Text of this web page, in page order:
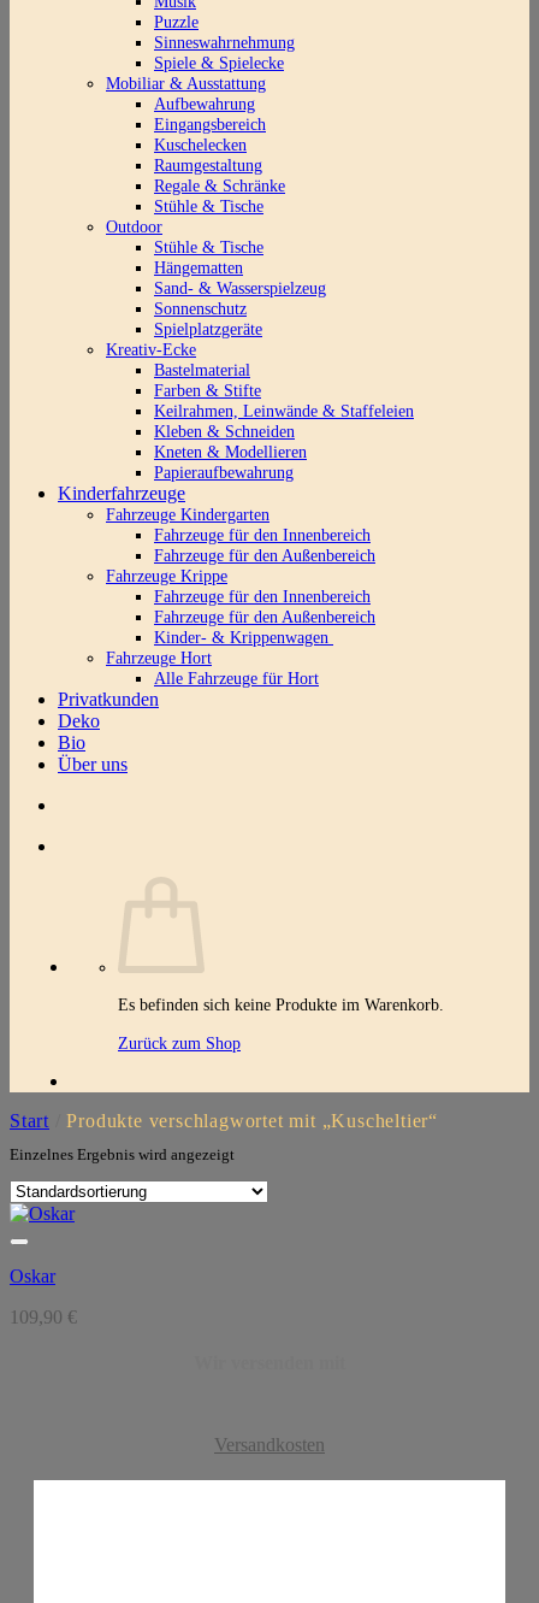
Puzzle
Sinneswahrnehmung
Spiele & Spielecke
Mobiliar & Ausstattung
Aufbewahrung
Eingangsbereich
Kuschelecken
Raumgestaltung
Regale & Schränke
Stühle & Tische
Outdoor
Stühle & Tische
Hängematten
Sand- & Wasserspielzeug
Sonnenschutz
Spielplatzgeräte
Kreativ-Ecke
Bastelmaterial
Farben & Stifte
Keilrahmen, Leinwände & Staffeleien
Kleben & Schneiden
Kneten & Modellieren
Papieraufbewahrung
Kinderfahrzeuge
Fahrzeuge Kindergarten
Fahrzeuge für den Innenbereich
Fahrzeuge für den Außenbereich
Fahrzeuge Krippe
Fahrzeuge für den Innenbereich
Fahrzeuge für den Außenbereich
Kinder- & Krippenwagen
Fahrzeuge Hort
Alle Fahrzeuge für Hort
Privatkunden
Deko
Bio
Über uns
Es befinden sich keine Produkte im Warenkorb.
Zurück zum Shop
Start Produkte verschlagwortet mit „Kuscheltier“
Einzelnes Ergebnis wird angezeigt
Oskar
109,90 €
Versandkosten